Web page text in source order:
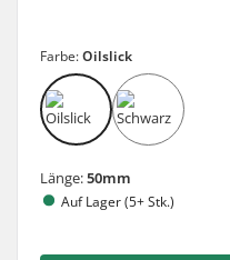
Farbe:Oilslick
Länge:50mm
Auf Lager (5+ Stk.)